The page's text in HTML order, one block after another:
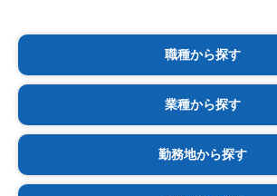
職種から探す
業種から探す
勤務地から探す